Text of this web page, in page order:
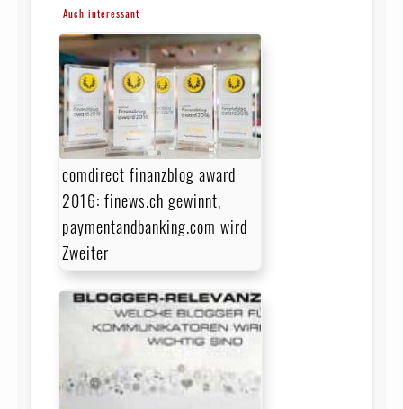
Auch interessant
comdirect finanzblog award
2016: finews.ch gewinnt,
paymentandbanking.com wird
Zweiter